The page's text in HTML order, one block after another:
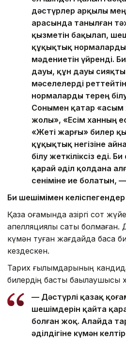
дәстүрлер арқылы
арасында танылған
қызметін бақылап,
құқықтық нормаларды
мәдениетін үйренді.
дауы, құн дауы сияқты
мәселелерді
нормаларды терең
Сонымен қатар
жолы», «Есім ханның
«Жеті жарғы» билер
құқықтық негізіне
білу жеткіліксіз еді.
қарай әділ қолдана
сеніміне ие болатын,
Би шешімімен келіспегендер
Қазақ қоғамында қазіргі сот
апелляциялық саты болмаған.
күмән туған жағдайда басқа
кездескен.
Тарих ғылымдарының
билердің басты бақылаушысы
— Дәстүрлі қазақ
шешімдерін қайта
болған жоқ. Алайда
әділдігіне күмән